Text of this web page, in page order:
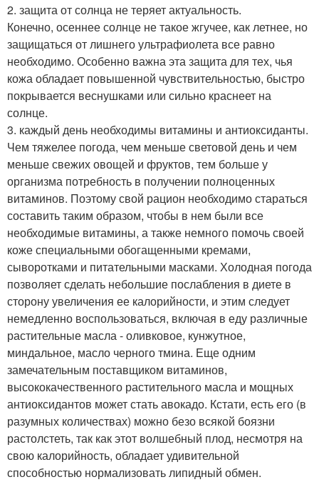
2. защита от солнца не теряет актуальность.
Конечно, осеннее солнце не такое жгучее, как летнее, но
защищаться от лишнего ультрафиолета все равно
необходимо. Особенно важна эта защита для тех, чья
кожа обладает повышенной чувствительностью, быстро
покрывается веснушками или сильно краснеет на
солнце.
3. каждый день необходимы витамины и антиоксиданты.
Чем тяжелее погода, чем меньше световой день и чем
меньше свежих овощей и фруктов, тем больше у
организма потребность в получении полноценных
витаминов. Поэтому свой рацион необходимо стараться
составить таким образом, чтобы в нем были все
необходимые витамины, а также немного помочь своей
коже специальными обогащенными кремами,
сыворотками и питательными масками. Холодная погода
позволяет сделать небольшие послабления в диете в
сторону увеличения ее калорийности, и этим следует
немедленно воспользоваться, включая в еду различные
растительные масла - оливковое, кунжутное,
миндальное, масло черного тмина. Еще одним
замечательным поставщиком витаминов,
высококачественного растительного масла и мощных
антиоксидантов может стать авокадо. Кстати, есть его (в
разумных количествах) можно безо всякой боязни
растолстеть, так как этот волшебный плод, несмотря на
свою калорийность, обладает удивительной
способностью нормализовать липидный обмен.